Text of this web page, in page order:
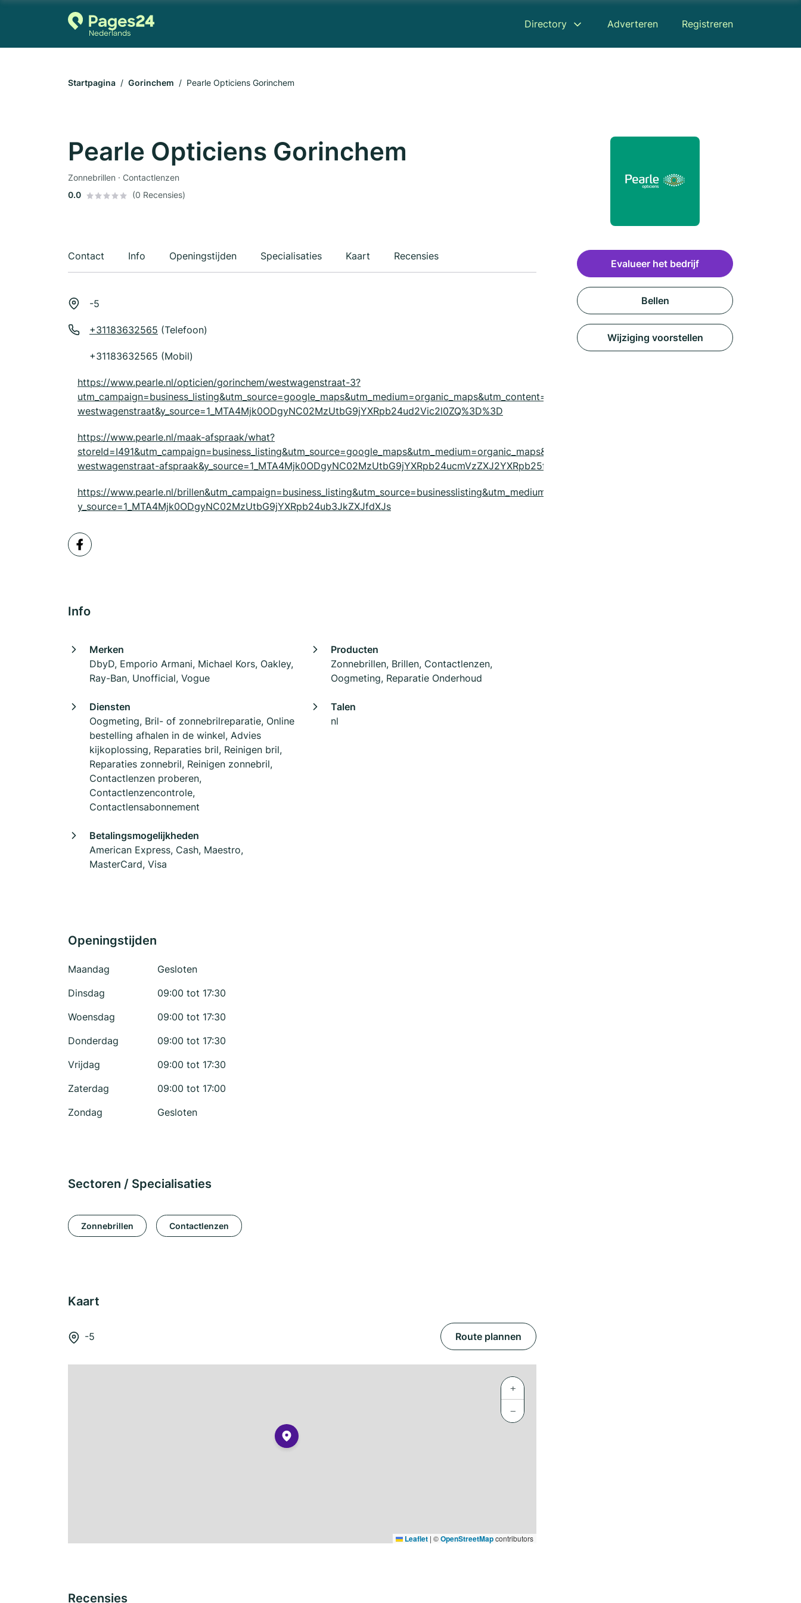
Directory Adverteren Registreren
Startpagina Gorinchem Pearle Opticiens Gorinchem
Pearle Opticiens Gorinchem
Zonnebrillen · Contactlenzen
0.0
(0 Recensies)
Contact Info Openingstijden Specialisaties Kaart Recensies
-5
+31183632565 (Telefoon)
+31183632565 (Mobil)
https://www.pearle.nl/opticien/gorinchem/westwagenstraat-3?
utm_campaign=business_listing&utm_source=google_maps&utm_medium=organic_maps&utm_content=gorinchem-
westwagenstraat&y_source=1_MTA4Mjk0ODgyNC02MzUtbG9jYXRpb24ud2Vic2l0ZQ%3D%3D
https://www.pearle.nl/maak-afspraak/what?
storeId=I491&utm_campaign=business_listing&utm_source=google_maps&utm_medium=organic_maps&utm_content=gorinchem-
westwagenstraat-afspraak&y_source=1_MTA4Mjk0ODgyNC02MzUtbG9jYXRpb24ucmVzZXJ2YXRpb25fdXJs
https://www.pearle.nl/brillen&utm_campaign=business_listing&utm_source=businesslisting&utm_medium=listing&utm_content=order_url?
y_source=1_MTA4Mjk0ODgyNC02MzUtbG9jYXRpb24ub3JkZXJfdXJs
Info
Merken
DbyD, Emporio Armani, Michael Kors, Oakley,
Ray-Ban, Unofficial, Vogue
Producten
Zonnebrillen, Brillen, Contactlenzen,
Oogmeting, Reparatie Onderhoud
Diensten
Oogmeting, Bril- of zonnebrilreparatie, Online
bestelling afhalen in de winkel, Advies
kijkoplossing, Reparaties bril, Reinigen bril,
Reparaties zonnebril, Reinigen zonnebril,
Contactlenzen proberen,
Contactlenzencontrole,
Contactlensabonnement
Talen
nl
Betalingsmogelijkheden
American Express, Cash, Maestro,
MasterCard, Visa
Openingstijden
Maandag
Gesloten
Dinsdag
09:00 tot 17:30
Woensdag
09:00 tot 17:30
Donderdag
09:00 tot 17:30
Vrijdag
09:00 tot 17:30
Zaterdag
09:00 tot 17:00
Zondag
Gesloten
Sectoren / Specialisaties
Zonnebrillen Contactlenzen
Kaart
-5 Route plannen
+
−
Leaflet | ©OpenStreetMapcontributors
Recensies
Evalueer het bedrijf
Bellen
Wijziging voorstellen